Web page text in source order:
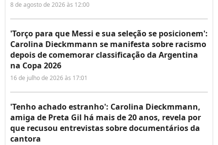
8 de agosto de 2026 às 12:00
'Torço para que Messi e sua seleção se posicionem':
Carolina Dieckmmann se manifesta sobre racismo
depois de comemorar classificação da Argentina
na Copa 2026
16 de julho de 2026 às 17:01
'Tenho achado estranho': Carolina Dieckmmann,
amiga de Preta Gil há mais de 20 anos, revela por
que recusou entrevistas sobre documentários da
cantora